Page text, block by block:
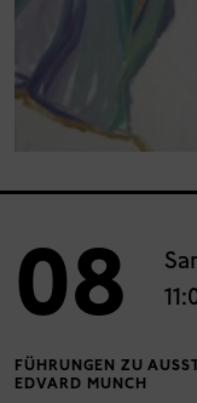
08
FÜHRUNGEN ZU
EDVARD MUNCH